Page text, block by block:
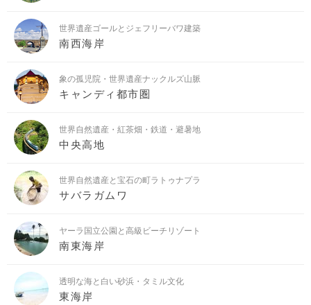
世界遺産ゴールとジェフリーバワ建築
南西海岸
象の孤児院・世界遺産ナックルズ山脈
キャンディ都市圏
世界自然遺産・紅茶畑・鉄道・避暑地
中央高地
世界自然遺産と宝石の町ラトゥナプラ
サバラガムワ
ヤーラ国立公園と高級ビーチリゾート
南東海岸
透明な海と白い砂浜・タミル文化
東海岸